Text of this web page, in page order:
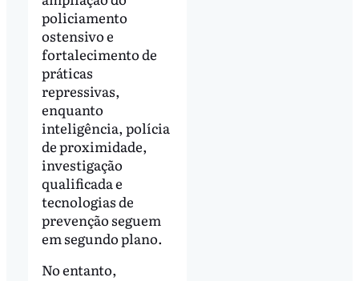
policiamento
ostensivo e
fortalecimento de
práticas
repressivas,
enquanto
inteligência, polícia
de proximidade,
investigação
qualificada e
tecnologias de
prevenção seguem
em segundo plano.
No entanto,